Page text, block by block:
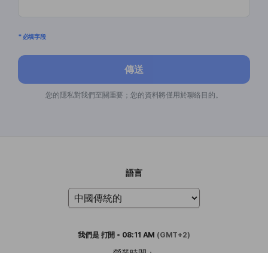
* 必填字段
傳送
您的隱私對我們至關重要；您的資料將僅用於聯絡目的。
語言
我們是 打開 • 08:11 AM (GMT+2)